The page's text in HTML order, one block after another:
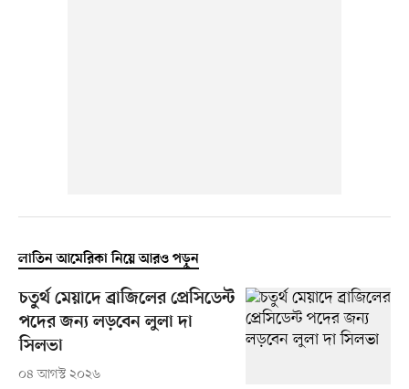
লাতিন আমেরিকা নিয়ে আরও পড়ুন
চতুর্থ মেয়াদে ব্রাজিলের প্রেসিডেন্ট
পদের জন্য লড়বেন লুলা দা
সিলভা
০৪ আগস্ট ২০২৬